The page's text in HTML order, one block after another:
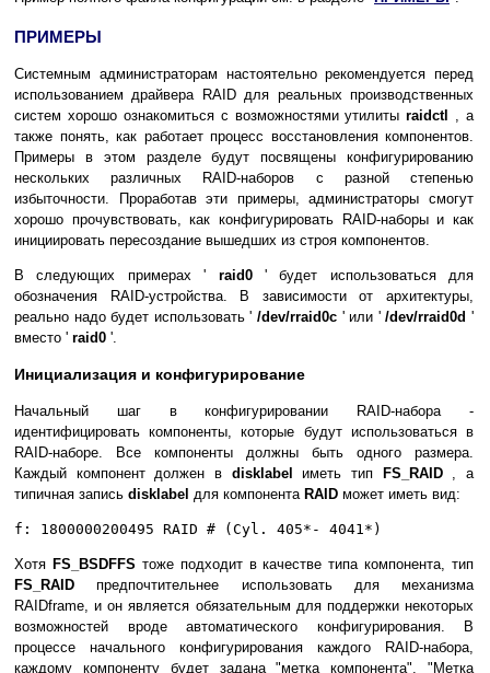
ПРИМЕРЫ
Системным администраторам настоятельно рекомендуется перед
использованием драйвера RAID для реальных производственных
систем хорошо ознакомиться с возможностями утилитыraidctl , а
также понять, как работает процесс восстановления компонентов.
Примеры в этом разделе будут посвящены конфигурированию
нескольких различных RAID-наборов с разной степенью
избыточности. Проработав эти примеры, администраторы смогут
хорошо прочувствовать, как конфигурировать RAID-наборы и как
инициировать пересоздание вышедших из строя компонентов.
В следующих примерах ' raid0 ' будет использоваться для
обозначения RAID-устройства. В зависимости от архитектуры,
реально надо будет использовать ' /dev/rraid0c ' или '/dev/rraid0d'
вместо ' raid0 '.
Инициализация и конфигурирование
Начальный шаг в конфигурировании RAID-набора -
идентифицировать компоненты, которые будут использоваться в
RAID-наборе. Все компоненты должны быть одного размера.
Каждый компонент должен в disklabelиметь тип FS_RAID , а
типичная запись disklabel для компонента RAID может иметь вид:
f: 1800000200495 RAID # (Cyl. 405*- 4041*)
Хотя FS_BSDFFS тоже подходит в качестве типа компонента, тип
FS_RAIDпредпочтительнее использовать для механизма
RAIDframe, и он является обязательным для поддержки некоторых
возможностей вроде автоматического конфигурирования. В
процессе начального конфигурирования каждого RAID-набора,
каждому компоненту будет задана "метка компонента". "Метка